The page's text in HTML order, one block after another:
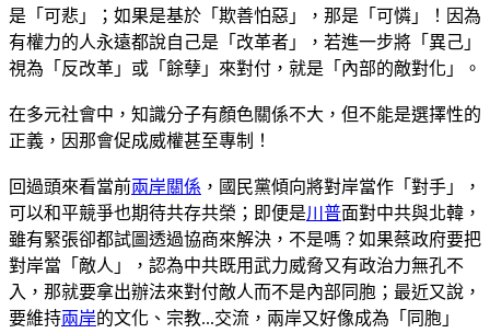
是「可悲」；如果是基於「欺善怕惡」，那是「可憐」！因為
有權力的人永遠都說自己是「改革者」，若進一步將「異己」
視為「反改革」或「餘孽」來對付，就是「內部的敵對化」。
在多元社會中，知識分子有顏色關係不大，但不能是選擇性的
正義，因那會促成威權甚至專制！
回過頭來看當前兩岸關係 ，國民黨傾向將對岸當作「對手」，
可以和平競爭也期待共存共榮；即便是川普面對中共與北韓，
雖有緊張卻都試圖透過協商來解決，不是嗎？如果蔡政府要把
對岸當「敵人」，認為中共既用武力威脅又有政治力無孔不
入，那就要拿出辦法來對付敵人而不是內部同胞；最近又說，
要維持兩岸的文化、宗教...交流，兩岸又好像成為「同胞」